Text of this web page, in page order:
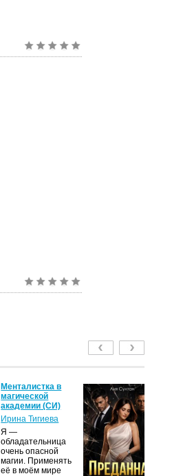
Менталистка в
магической
академии (СИ)
Ирина Тигиева
Я —
обладательница
очень опасной
магии. Применять
её в моём мире